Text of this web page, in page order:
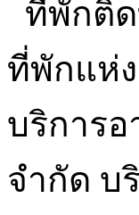
ที่พักติ
ที่พักแห่
บริการอ
จำกัด บ